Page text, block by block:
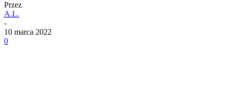
Przez
A.L.
-
10 marca 2022
0